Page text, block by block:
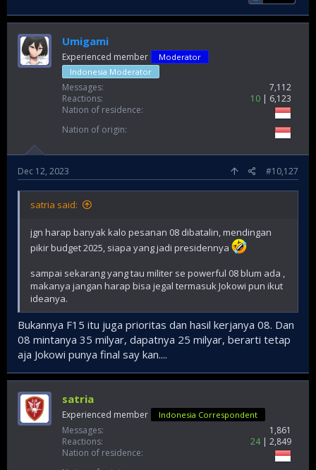
Umigami
Experienced member
Moderator
Indonesia Moderator
Messages
7,112
Reactions
10
6,123
Nation of residence
Nation of origin
Dec 12, 2023 #10,127
satria said:
jgn harap banyak kalo pesanan 08 dibatalin, mendingan
pikir budget 2025, siapa yang jadi presidennya
sampai sekarang yang tau militer se powerful 08 blum ada ,
makanya jangan harap bisa jegal termasuk Jokowi pun ikut
ideanya.
Bukannya F15 itu juga prioritas dan hasil kerjanya 08. Dan
08 mintanya 35 milyar, dapatnya 25 milyar, berarti tetap
aja Jokowi punya final say kan....
satria
Experienced member Indonesia Correspondent
Messages
1,861
Reactions
24
2,849
Nation of residence